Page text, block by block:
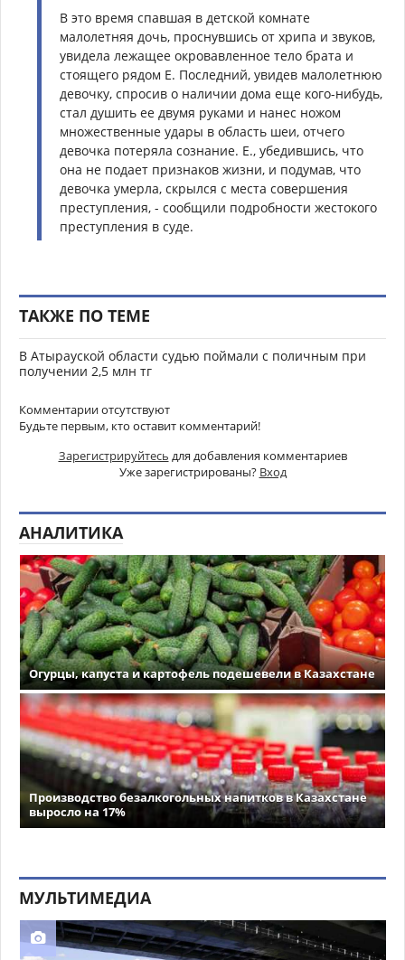
В это время спавшая в детской комнате
малолетняя дочь, проснувшись от хрипа и звуков,
увидела лежащее окровавленное тело брата и
стоящего рядом Е. Последний, увидев малолетнюю
девочку, спросив о наличии дома еще кого-нибудь,
стал душить ее двумя руками и нанес ножом
множественные удары в область шеи, отчего
девочка потеряла сознание. Е., убедившись, что
она не подает признаков жизни, и подумав, что
девочка умерла, скрылся с места совершения
преступления, - сообщили подробности жестокого
преступления в суде.
ТАКЖЕ ПО ТЕМЕ
В Атырауской области судью поймали с поличным при
получении 2,5 млн тг
Комментарии отсутствуют
Будьте первым, кто оставит комментарий!
Зарегистрируйтесь для добавления комментариев
Уже зарегистрированы? Вход
АНАЛИТИКА
Огурцы, капуста и картофель подешевели в Казахстане
Производство безалкогольных напитков в Казахстане
выросло на 17%
МУЛЬТИМЕДИА